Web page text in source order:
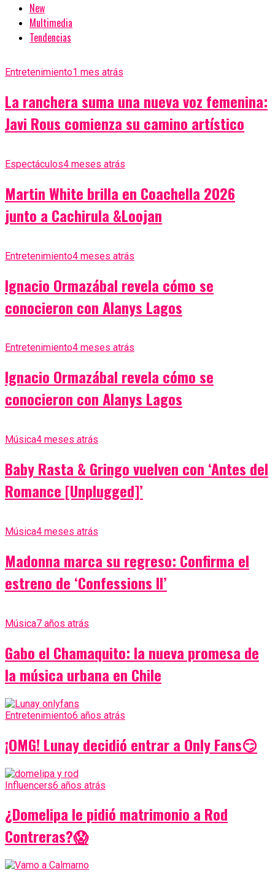
New
Multimedia
Tendencias
Entretenimiento1 mes atrás
La ranchera suma una nueva voz femenina:
Javi Rous comienza su camino artístico
Espectáculos4 meses atrás
Martin White brilla en Coachella 2026
junto a Cachirula &Loojan
Entretenimiento4 meses atrás
Ignacio Ormazábal revela cómo se
conocieron con Alanys Lagos
Entretenimiento4 meses atrás
Ignacio Ormazábal revela cómo se
conocieron con Alanys Lagos
Música4 meses atrás
Baby Rasta & Gringo vuelven con ‘Antes del
Romance [Unplugged]’
Música4 meses atrás
Madonna marca su regreso: Confirma el
estreno de ‘Confessions II’
Música7 años atrás
Gabo el Chamaquito: la nueva promesa de
la música urbana en Chile
Entretenimiento6 años atrás
¡OMG! Lunay decidió entrar a Only Fans😏
Influencers6 años atrás
¿Domelipa le pidió matrimonio a Rod
Contreras?😱